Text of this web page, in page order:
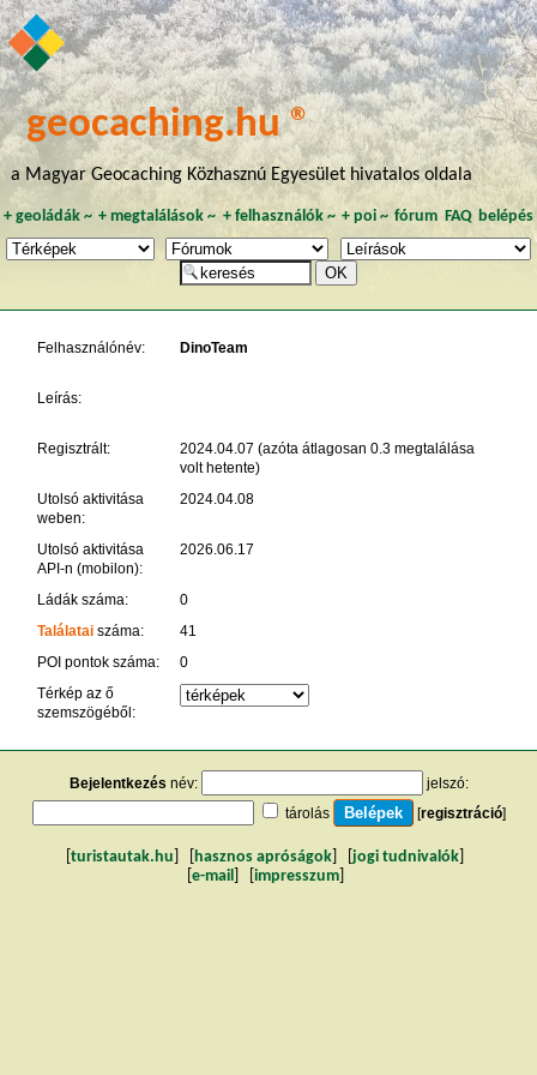
geocaching.hu ®
a Magyar Geocaching Közhasznú Egyesület hivatalos oldala
+ geoládák~ +megtalálások ~ + felhasználók~ + poi~ fórum FAQ belépés
Felhasználónév: DinoTeam
Leírás:
Regisztrált:
2024.04.07 (azóta átlagosan 0.3 megtalálása
volt hetente)
Utolsó aktivitása
weben:
2024.04.08
Utolsó aktivitása
API-n (mobilon):
2026.06.17
Ládák száma:
0
Találataiszáma:
41
POI pontok száma:
0
Térkép az ő
szemszögéből:
Bejelentkezés név:
jelszó:
tárolás
[regisztráció]
turistautak.hu hasznos apróságok jogi tudnivalók
e-mail impresszum]